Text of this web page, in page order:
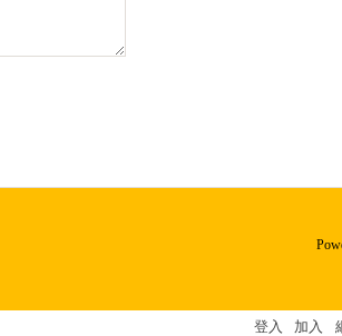
登入 加入